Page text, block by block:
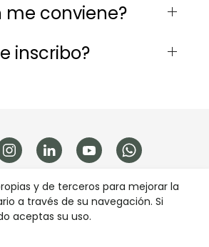
me conviene?
inscribo?
y de terceros para mejorar la
a través de su navegación. Si
aceptas su uso.